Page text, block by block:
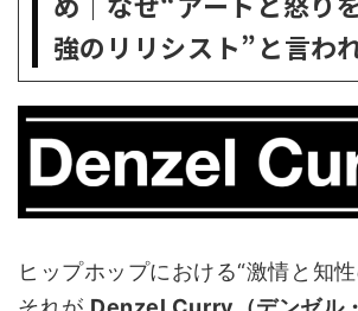
強のリリシスト”と言わ
ヒップホップにおける“激情と知